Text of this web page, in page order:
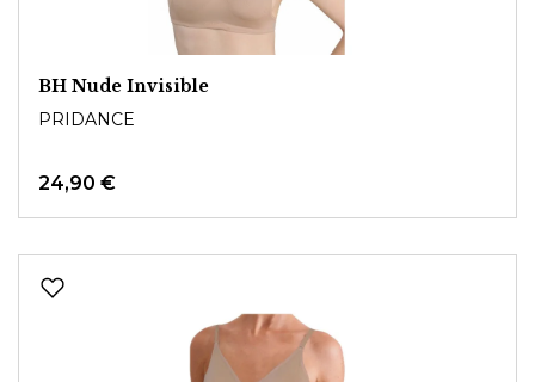
BH Nude Invisible
PRIDANCE
24,90 €